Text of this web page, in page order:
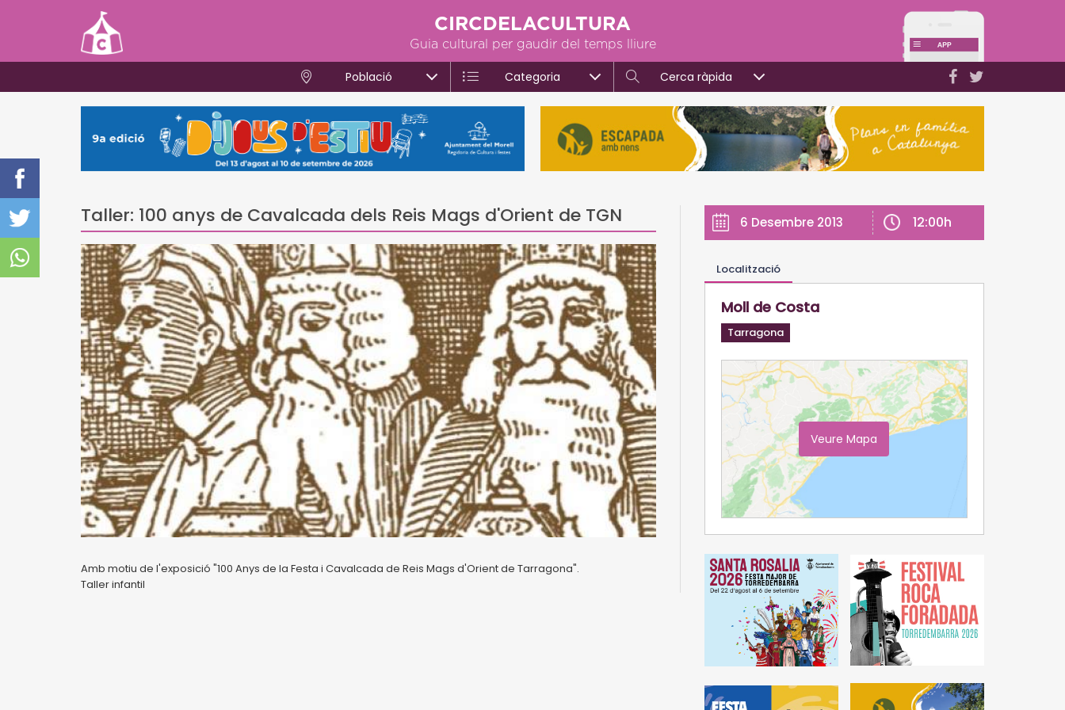
CIRCDELACULTURA
Guia cultural per gaudir del temps lliure
Població Categoria Cerca ràpida
Taller: 100 anys de Cavalcada dels Reis Mags d'Orient de TGN
Amb motiu de l'exposició "100 Anys de la Festa i Cavalcada de Reis Mags d'Orient de Tarragona".
Taller infantil
6 Desembre 2013 12:00h
Localització
Moll de Costa
Tarragona
Veure Mapa